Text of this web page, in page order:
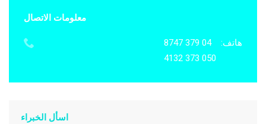
معلومات الاتصال
هاتف:
04 379 8747
050 373 4132
اسأل الخبراء